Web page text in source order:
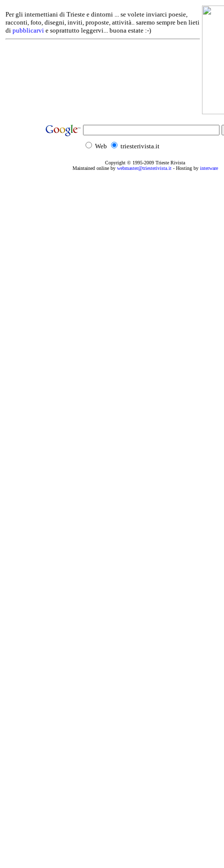
Per gli internettiani di Trieste e dintorni ... se volete inviarci poesie,
racconti, foto, disegni, inviti, proposte, attività.. saremo sempre ben lieti
di pubblicarvi e soprattutto leggervi... buona estate :-)
Web triesterivista.it
Copyright © 1995-2009 Trieste Rivista
Maintained online by webmaster@triesterivista.it- Hosting by interware